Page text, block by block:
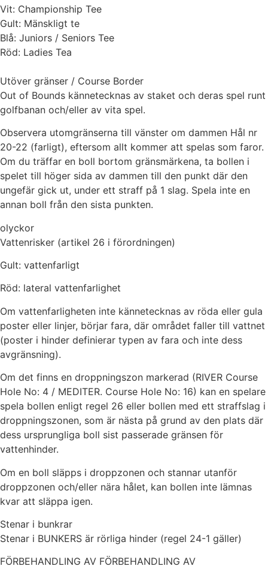
Vit: Championship Tee
Gult: Mänskligt te
Blå: Juniors / Seniors Tee
Röd: Ladies Tea
Utöver gränser / Course Border
Out of Bounds kännetecknas av staket och deras spel runt
golfbanan och/eller av vita spel.
Observera utomgränserna till vänster om dammen Hål nr
20-22 (farligt), eftersom allt kommer att spelas som faror.
Om du träffar en boll bortom gränsmärkena, ta bollen i
spelet till höger sida av dammen till den punkt där den
ungefär gick ut, under ett straff på 1 slag. Spela inte en
annan boll från den sista punkten.
olyckor
Vattenrisker (artikel 26 i förordningen)
Gult: vattenfarligt
Röd: lateral vattenfarlighet
Om vattenfarligheten inte kännetecknas av röda eller gula
poster eller linjer, börjar fara, där området faller till vattnet
(poster i hinder definierar typen av fara och inte dess
avgränsning).
Om det finns en droppningszon markerad (RIVER Course
Hole No: 4 / MEDITER. Course Hole No: 16) kan en spelare
spela bollen enligt regel 26 eller bollen med ett straffslag i
droppningszonen, som är nästa på grund av den plats där
dess ursprungliga boll sist passerade gränsen för
vattenhinder.
Om en boll släpps i droppzonen och stannar utanför
droppzonen och/eller nära hålet, kan bollen inte lämnas
kvar att släppa igen.
Stenar i bunkrar
Stenar i BUNKERS är rörliga hinder (regel 24-1 gäller)
FÖRBEHANDLING AV FÖRBEHANDLING AV